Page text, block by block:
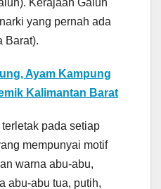
yang pernah ada
Barat).
Ayam Kampung
Kalimantan Barat
pada setiap
mempunyai motif
warna abu-abu,
abu-abu tua, putih,